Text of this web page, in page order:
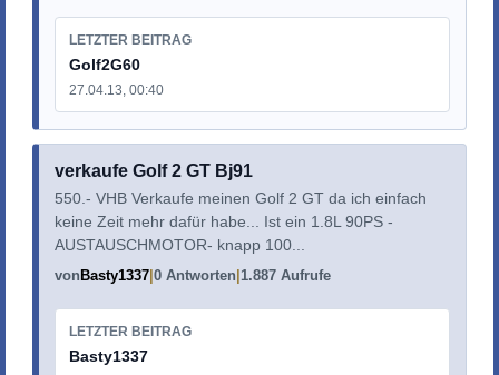
LETZTER BEITRAG
Golf2G60
27.04.13, 00:40
verkaufe Golf 2 GT Bj91
550.- VHB Verkaufe meinen Golf 2 GT da ich einfach
keine Zeit mehr dafür habe... Ist ein 1.8L 90PS -
AUSTAUSCHMOTOR- knapp 100...
von Basty1337 0 Antworten 1.887 Aufrufe
LETZTER BEITRAG
Basty1337